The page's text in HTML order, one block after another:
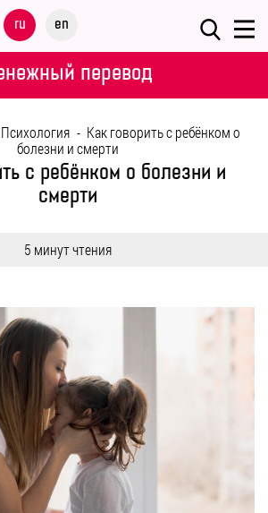
ru en
перевод
Психология - Как говорить с ребёнком о
болезни и смерти
с ребёнком о болезни и
смерти
5 минут чтения